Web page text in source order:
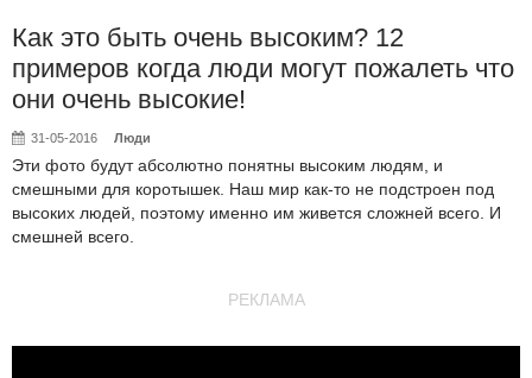
Как это быть очень высоким? 12
примеров когда люди могут пожалеть что
они очень высокие!
31-05-2016 Люди
Эти фото будут абсолютно понятны высоким людям, и
смешными для коротышек. Наш мир как-то не подстроен под
высоких людей, поэтому именно им живется сложней всего. И
смешней всего.
РЕКЛАМА